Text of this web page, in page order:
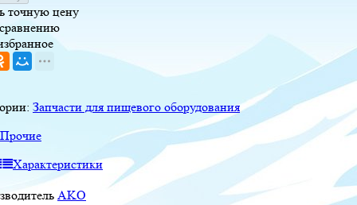
точную цену
Запчасти для пищевого оборудования
Прочие
Характеристики
AKO